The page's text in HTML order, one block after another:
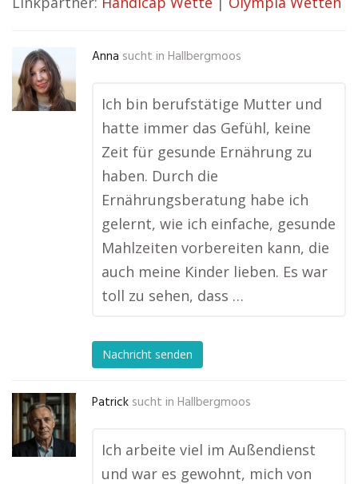
Anna sucht in Hallbergmoos
Ich bin berufstätige Mutter und
hatte immer das Gefühl, keine
Zeit für gesunde Ernährung zu
haben. Durch die
Ernährungsberatung habe ich
gelernt, wie ich einfache, gesunde
Mahlzeiten vorbereiten kann, die
auch meine Kinder lieben. Es war
toll zu sehen, dass …
Nachricht senden
Patrick sucht in Hallbergmoos
Ich arbeite viel im Außendienst
und war es gewohnt, mich von